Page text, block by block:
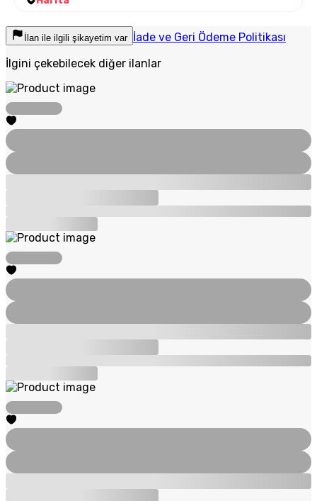
İlan ile ilgili şikayetim var İade ve Geri Ödeme Politikası
İlgini çekebilecek diğer ilanlar